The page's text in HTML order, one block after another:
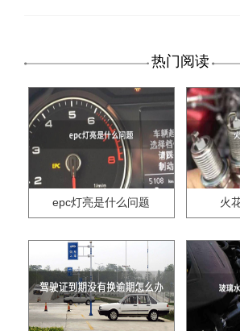
热门阅读
epc灯亮是什么问题 火